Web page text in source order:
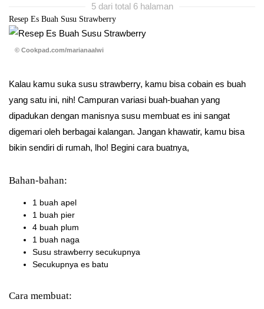
5 dari total 6 halaman
Resep Es Buah Susu Strawberry
© Cookpad.com/marianaalwi
Kalau kamu suka susu strawberry, kamu bisa cobain es buah
yang satu ini, nih! Campuran variasi buah-buahan yang
dipadukan dengan manisnya susu membuat es ini sangat
digemari oleh berbagai kalangan. Jangan khawatir, kamu bisa
bikin sendiri di rumah, lho! Begini cara buatnya,
Bahan-bahan:
1 buah apel
1 buah pier
4 buah plum
1 buah naga
Susu strawberry secukupnya
Secukupnya es batu
Cara membuat: